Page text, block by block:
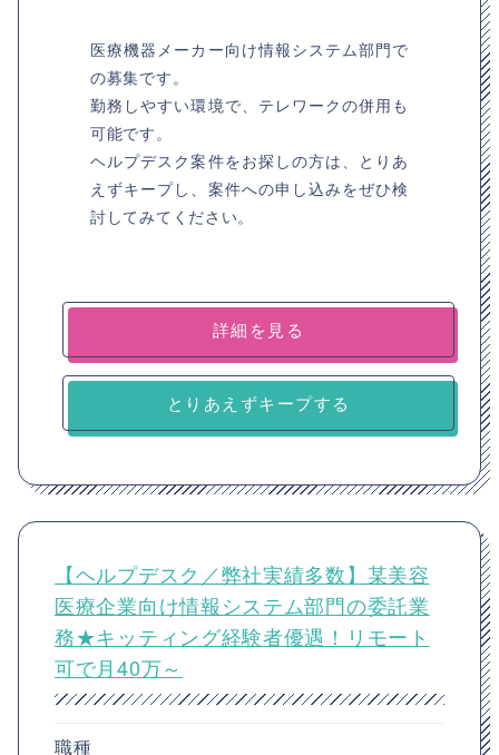
医療機器メーカー向け情報システム部門で
の募集です。
勤務しやすい環境で、テレワークの併用も
可能です。
ヘルプデスク案件をお探しの方は、とりあ
えずキープし、案件への申し込みをぜひ検
討してみてください。
詳細を見る
とりあえずキープする
【ヘルプデスク／弊社実績多数】某美容
医療企業向け情報システム部門の委託業
務★キッティング経験者優遇！リモート
可で月40万～
職種